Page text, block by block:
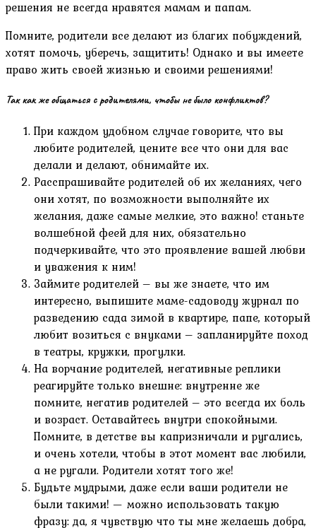
решения не всегда нравятся мамам и папам.
Помните, родители все делают из благих побуждений,
хотят помочь, уберечь, защитить! Однако и вы имеете
право жить своей жизнью и своими решениями!
Так как же общаться с родителями, чтобы не было конфликтов?
При каждом удобном случае говорите, что вы
любите родителей, цените все что они для вас
делали и делают, обнимайте их.
Расспрашивайте родителей об их желаниях, чего
они хотят, по возможности выполняйте их
желания, даже самые мелкие, это важно! станьте
волшебной феей для них, обязательно
подчеркивайте, что это проявление вашей любви
и уважения к ним!
Займите родителей – вы же знаете, что им
интересно, выпишите маме-садоводу журнал по
разведению сада зимой в квартире, папе, который
любит возиться с внуками – запланируйте поход
в театры, кружки, прогулки.
На ворчание родителей, негативные реплики
реагируйте только внешне: внутренне же
помните, негатив родителей – это всегда их боль
и возраст. Оставайтесь внутри спокойными.
Помните, в детстве вы капризничали и ругались,
и очень хотели, чтобы в этот момент вас любили,
а не ругали. Родители хотят того же!
Будьте мудрыми, даже если ваши родители не
были такими! — можно использовать такую
фразу: да, я чувствую что ты мне желаешь добра,